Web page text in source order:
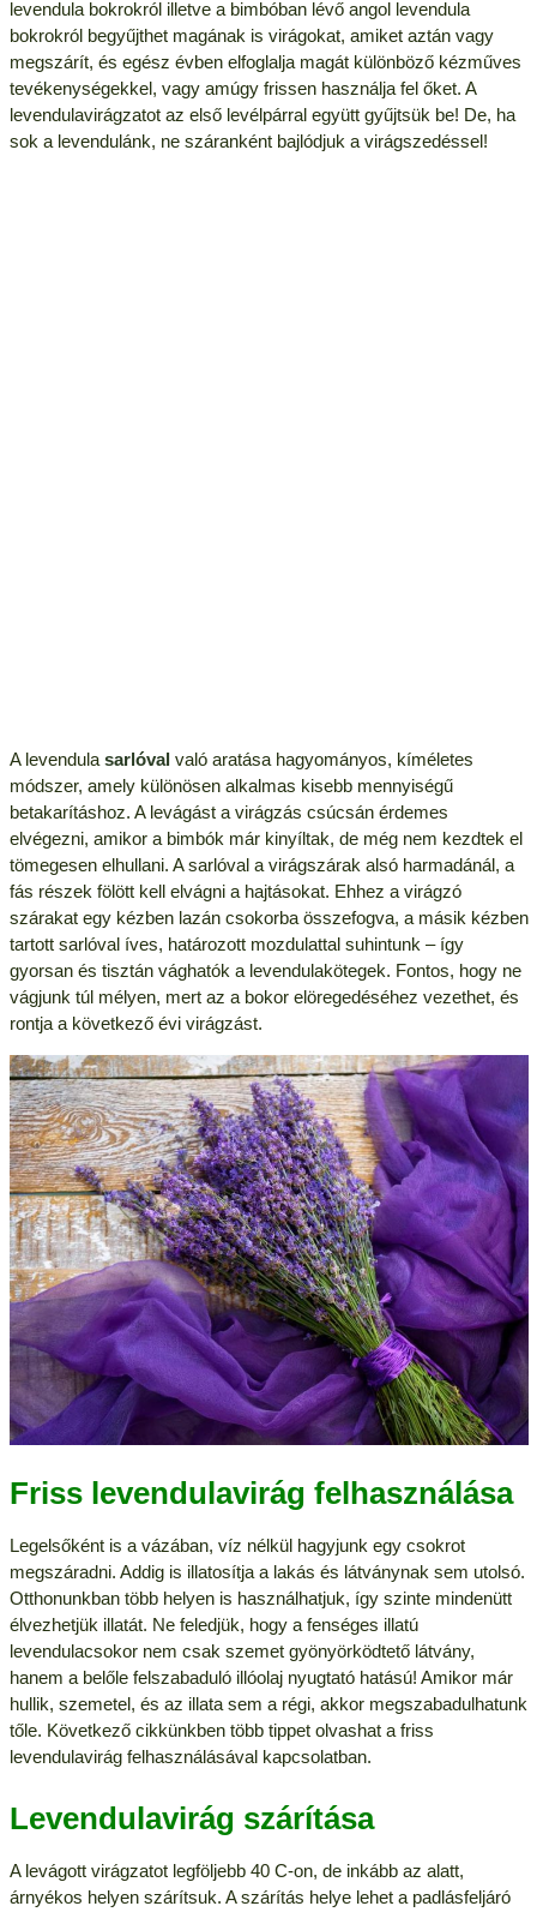
levendula bokrokról illetve a bimbóban lévő angol levendula
bokrokról begyűjthet magának is virágokat, amiket aztán vagy
megszárít, és egész évben elfoglalja magát különböző kézműves
tevékenységekkel, vagy amúgy frissen használja fel őket. A
levendulavirágzatot az első levélpárral együtt gyűjtsük be! De, ha
sok a levendulánk, ne száranként bajlódjuk a virágszedéssel!
A levendula sarlóvalvaló aratása hagyományos, kíméletes
módszer, amely különösen alkalmas kisebb mennyiségű
betakarításhoz. A levágást a virágzás csúcsán érdemes
elvégezni, amikor a bimbók már kinyíltak, de még nem kezdtek el
tömegesen elhullani. A sarlóval a virágszárak alsó harmadánál, a
fás részek fölött kell elvágni a hajtásokat. Ehhez a virágzó
szárakat egy kézben lazán csokorba összefogva, a másik kézben
tartott sarlóval íves, határozott mozdulattal suhintunk – így
gyorsan és tisztán vághatók a levendulakötegek. Fontos, hogy ne
vágjunk túl mélyen, mert az a bokor elöregedéséhez vezethet, és
rontja a következő évi virágzást.
Friss levendulavirág felhasználása
Legelsőként is a vázában, víz nélkül hagyjunk egy csokrot
megszáradni. Addig is illatosítja a lakás és látványnak sem utolsó.
Otthonunkban több helyen is használhatjuk, így szinte mindenütt
élvezhetjük illatát. Ne feledjük, hogy a fenséges illatú
levendulacsokor nem csak szemet gyönyörködtető látvány,
hanem a belőle felszabaduló illóolaj nyugtató hatású! Amikor már
hullik, szemetel, és az illata sem a régi, akkor megszabadulhatunk
tőle. Következő cikkünkben több tippet olvashat a friss
levendulavirág felhasználásával kapcsolatban.
Levendulavirág szárítása
A levágott virágzatot legföljebb 40 C-on, de inkább az alatt,
árnyékos helyen szárítsuk. A szárítás helye lehet a padlásfeljáró